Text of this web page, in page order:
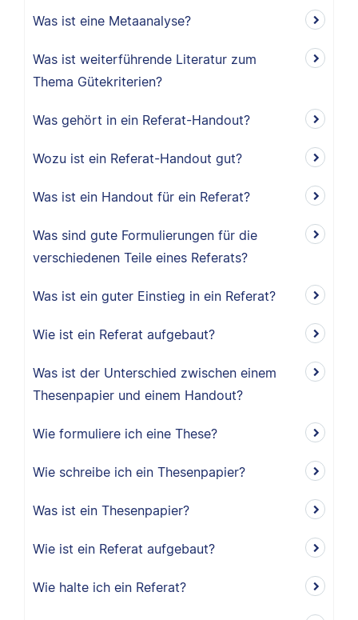
Was ist eine Metaanalyse?
Was ist weiterführende Literatur zum
Thema Gütekriterien?
Was gehört in ein Referat-Handout?
Wozu ist ein Referat-Handout gut?
Was ist ein Handout für ein Referat?
Was sind gute Formulierungen für die
verschiedenen Teile eines Referats?
Was ist ein guter Einstieg in ein Referat?
Wie ist ein Referat aufgebaut?
Was ist der Unterschied zwischen einem
Thesenpapier und einem Handout?
Wie formuliere ich eine These?
Wie schreibe ich ein Thesenpapier?
Was ist ein Thesenpapier?
Wie ist ein Referat aufgebaut?
Wie halte ich ein Referat?